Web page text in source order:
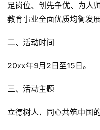
足岗位、创先争优、为人
教育事业全面优质均衡发展
二、活动时间
20xx年9月2日至15日。
三、活动主题
立德树人，同心共筑中国的